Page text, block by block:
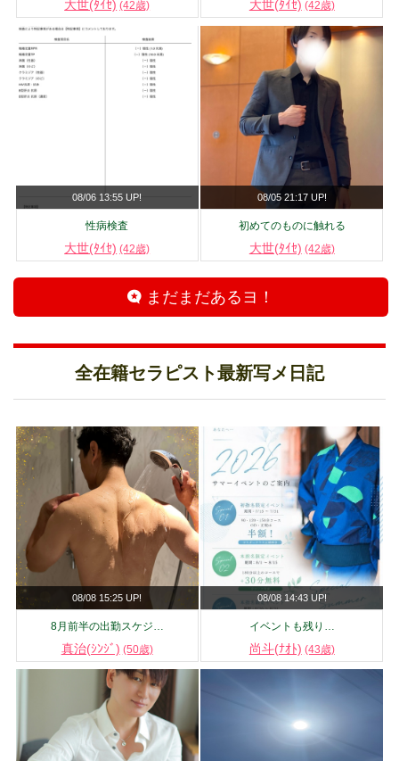
大世(ﾀｲｾ) (42歳) 大世(ﾀｲｾ) (42歳)
08/06 13:55 UP!
性病検査
大世(ﾀｲｾ) (42歳)
08/05 21:17 UP!
初めてのものに触れる
大世(ﾀｲｾ) (42歳)
まだまだあるヨ！
全在籍セラピスト最新写メ日記
08/08 15:25 UP!
8月前半の出勤スケジ…
真治(ｼﾝｼﾞ) (50歳)
08/08 14:43 UP!
イベントも残り…
尚斗(ﾅｵﾄ) (43歳)